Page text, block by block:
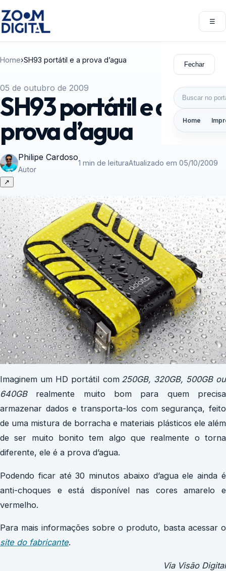
☰
Fechar
Buscar por:
Home
Home›SH93 portátil e a prova d’agua
05 de outubro de 2009
SH93 portátil e a
prova d’agua
Philipe Cardoso
Autor
1 min de leituraAtualizado em 05/10/2009
↗
Imaginem um HD portátil com 250GB, 320GB, 500GB ou
640GBrealmente muito bom para quem precisa
armazenar dados e transporta-los com segurança, feito
de uma mistura de borracha e materiais plásticos ele além
de ser muito bonito tem algo que realmente o torna
diferente, ele é a prova d’agua.
Podendo ficar até 30 minutos abaixo d’agua ele ainda é
anti-choques e está disponível nas cores amarelo e
vermelho.
Para mais informações sobre o produto, basta acessar o
site do fabricante.
Via Visão Digital